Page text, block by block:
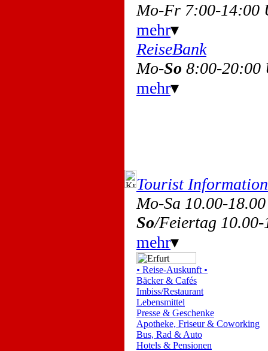
Mo-Fr 7:00-14:00
mehr▾
ReiseBank
Mo-So 8:00-20:00
mehr▾
Tourist
Mo-Sa 10.00-
So/Feiertag
mehr▾
• Reise-Auskunft •
Bäcker & Cafés
Imbiss/Restaurant
Lebensmittel
Presse & Geschenke
Apotheke, Friseur & Coworking
Bus, Rad & Auto
Hotels & Pensionen